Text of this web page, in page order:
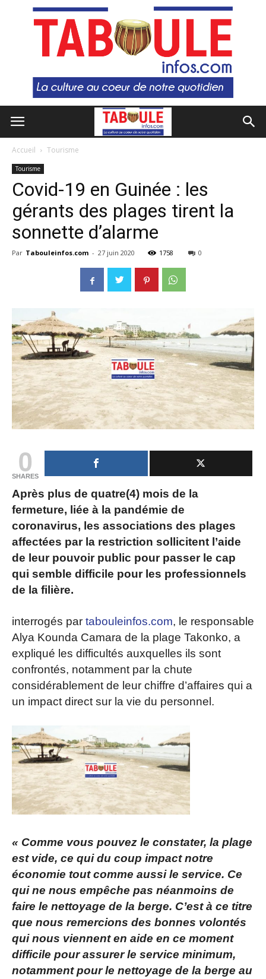
Accueil Tourisme
Tourisme
Covid-19 en Guinée : les
gérants des plages tirent la
sonnette d’alarme
Par Tabouleinfos.com - 27 juin 2020 1758 0
0
SHARES
Après plus de quatre(4) mois de la
fermeture, liée à la pandémie de
coronavirus, les associations des plages
affectées par la restriction sollicitent l’aide
de leur pouvoir public pour passer le cap
qui semble difficile pour les professionnels
de la filière.
interrogés par tabouleinfos.com, le responsable
Alya Kounda Camara de la plage Takonko, a
expliqué les difficultés auxquelles ils sont
confrontés, notamment par la chute
considérablement de leur chiffre d’affaires qui a
un impact direct sur la vie du personnel.
« Comme vous pouvez le constater, la plage
est vide, ce qui du coup impact notre
économie tout comme aussi le service. Ce
qui ne nous empêche pas néanmoins de
faire le nettoyage de la berge. C’est à ce titre
que nous remercions des bonnes volontés
qui nous viennent en aide en ce moment
difficile pour assurer le service minimum,
notamment pour le nettoyage de la berge au